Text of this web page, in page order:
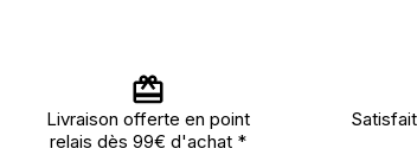
Livraison offerte en point
relais dès 99€ d'achat *